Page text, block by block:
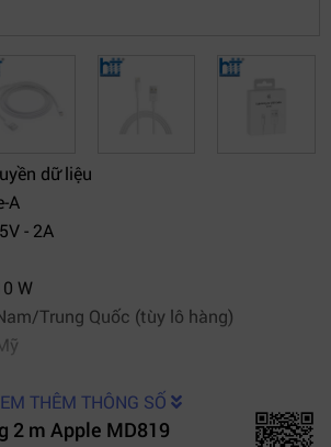
dữ liệu
A
- 2A
W
Trung Quốc (tùy lô hàng)
THÊM THÔNG SỐ
2 m Apple MD819